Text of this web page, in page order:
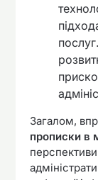
Загалом,
прописки в